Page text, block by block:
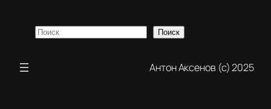
Поиск Поиск
Антон Аксенов (с) 2025